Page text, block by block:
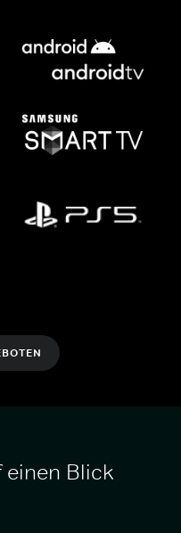
einen Blick